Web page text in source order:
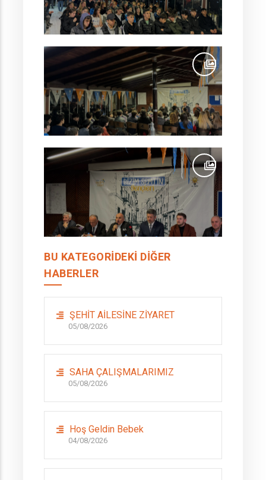
BU KATEGORIDEKI DIĞER
HABERLER
ŞEHİT AİLESİNE ZİYARET
05/08/2026
SAHA ÇALIŞMALARIMIZ
05/08/2026
Hoş Geldin Bebek
04/08/2026